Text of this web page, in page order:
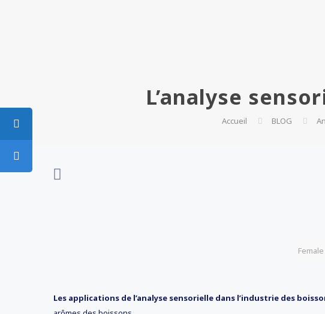
L’analyse
Accueil BLOG
Les applications de l’analyse sensorielle dans l’industrie des